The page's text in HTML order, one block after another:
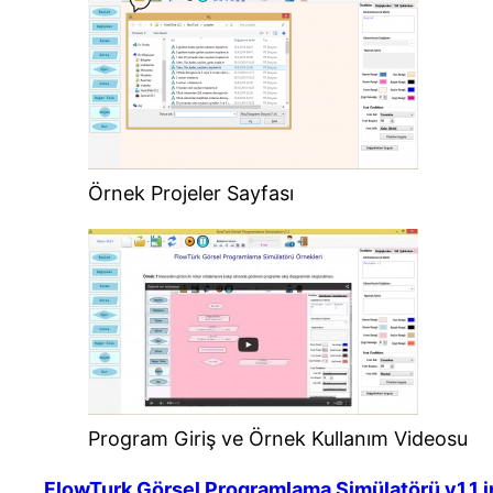
Örnek Projeler Sayfası
Program Giriş ve Örnek Kullanım Videosu